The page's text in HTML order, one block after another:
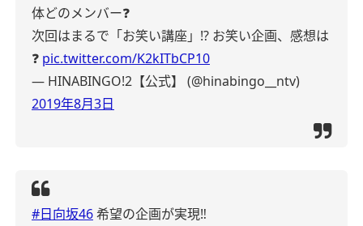
体どのメンバー❓
次回はまるで「お笑い講座」⁉️ お笑い企画、感想は
❓ pic.twitter.com/K2kITbCP10
— HINABINGO!2【公式】 (@hinabingo__ntv)
2019年8月3日
#日向坂46希望の企画が実現‼️